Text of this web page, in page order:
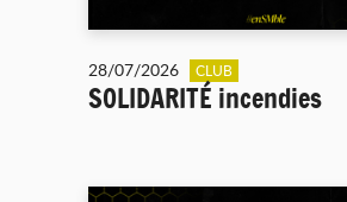
28/07/2026 CLUB
SOLIDARITÉ incendies